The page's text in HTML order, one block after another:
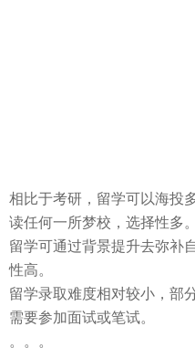
相比于考研，留学可以海投
读任何一所梦校，选择性多。
留学可通过背景提升去弥补
性高。
留学录取难度相对较小，部
需要参加面试或笔试。
。。。